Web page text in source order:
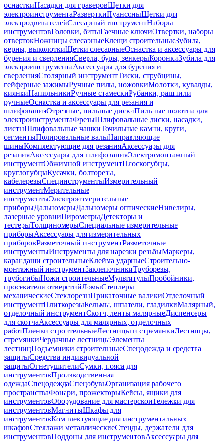
оснасткиНасадки для граверовЩетки для
электроинструментаРазверткиПуансоныЩетки для
электродвигателейСлесарный инструментНаборы
инструментовГоловки, битыГаечные ключиОтвертки, наборы
отвертокНожницы слесарныеКлещи строительныеЗубила,
керны, выколоткиЩетки слесарныеОснастка и аксессуары для
бурения и сверленияСверла, буры, зенкерыКоронкиЗубила для
электроинструментаАксессуары для бурения и
сверленияСтолярный инструментТиски, струбцины,
гейферные зажимыРучные пилы, ножовкиМолотки, кувалды,
киянкиНапильникиРучные стамескиРубанки, рашпили
ручныеОснастка и аксессуары для резания и
шлифованияОтрезные, пильные дискиПильные полотна для
электроинструментаФрезыШлифовальные диски, насадки,
листыШлифовальные чашкиТочильные камни, круги,
сегментыПолировальные валыНаправляющие
шиныКомплектующие для резанияАксессуары для
резанияАксессуары для шлифованияЭлектромонтажный
инструментОбжимной инструментПлоскогубцы,
круглогубцыКусачки, болторезы,
кабелерезыСпецинструментыИзмерительный
инструментМерительные
инструментыЭлектроизмерительные
приборыДальномерыДальномеры оптическиеНивелиры,
лазерные уровниПирометрыДетекторы и
тестерыТолщиномерыСпециальные измерительные
приборыАксессуары для измерительных
приборовРазметочный инструментРазметочные
инструментыИнструменты для нарезки резьбыМаркеры,
карандаши строительныеКлейма ударныеСтроительно-
монтажный инструментЗаклепочникиТруборезы,
трубогибыНожи строительныеМультитулыПробойники,
просекатели отверстийЛомыСтеплеры
механическиеСтеклорезыПрикаточные валикиОтделочный
инструментПлиткорезыКельмы, шпатели, гладилкиМалярный,
отделочный инструментСкотч, ленты малярныеДиспенсеры
для скотчаАксессуары для малярных, отделочных
работПленки строительныеЛестницы и стремянкиЛестницы,
стремянкиЧердачные лестницыЭлементы
лестницПодъемники строительныеСпецодежда и средства
защитыСредства индивидуальной
защитыОгнетушителиСумки, пояса для
инструментовПроизводственная
одеждаСпецодеждаСпецобувьОрганизация рабочего
пространстваФонари, прожекторыКейсы, ящики для
инструментовОборудование для мастерскойТележки для
инструментовМагнитыШкафы для
инструментовКомплектующие для инструментальных
шкафовСтеллажи металлическиеСтенды, держатели для
инструментовПоддоны для инструментовАксессуары для